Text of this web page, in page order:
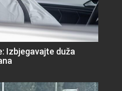
Izbjegavajte duža